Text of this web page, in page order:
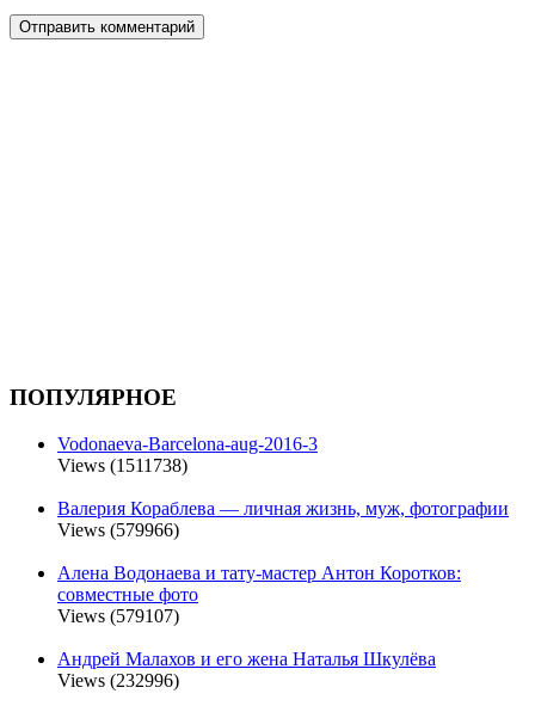
ПОПУЛЯРНОЕ
Vodonaeva-Barcelona-aug-2016-3
Views (1511738)
Валерия Кораблева — личная жизнь, муж, фотографии
Views (579966)
Алена Водонаева и тату-мастер Антон Коротков:
совместные фото
Views (579107)
Андрей Малахов и его жена Наталья Шкулёва
Views (232996)